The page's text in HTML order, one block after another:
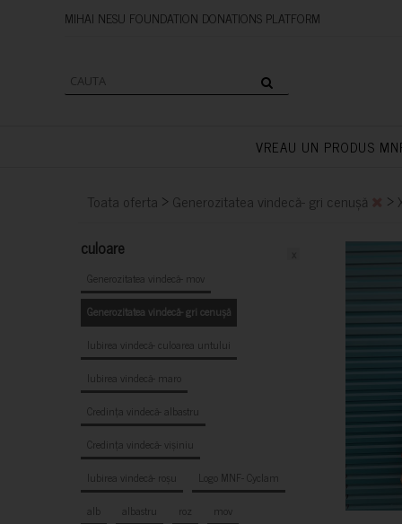
MIHAI NESU FOUNDATION
VREAU UN PRODUS
Toata oferta > Generozitatea vindecă- gri cenușă >
culoare
Generozitatea vindecă- mov
Generozitatea vindecă- gri cenușă
Iubirea vindecă- culoarea untului
Iubirea vindecă- maro
Credința vindecă- albastru
Credința vindecă- vișiniu
Iubirea vindecă- roșu
Logo MNF- Cyclam
alb
albastru roz
mov